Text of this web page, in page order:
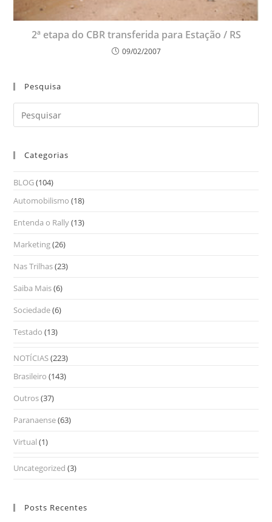
2ª etapa do CBR transferida para Estação / RS
09/02/2007
Pesquisa
Categorias
BLOG(104)
Automobilismo (18)
Entenda o Rally(13)
Marketing(26)
Nas Trilhas(23)
Saiba Mais(6)
Sociedade(6)
Testado (13)
NOTÍCIAS(223)
Brasileiro (143)
Outros(37)
Paranaense(63)
Virtual (1)
Uncategorized (3)
Posts Recentes